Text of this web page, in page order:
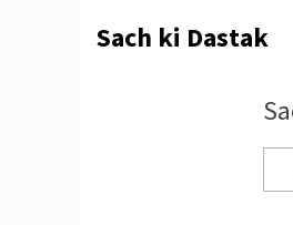
Sach ki Dastak